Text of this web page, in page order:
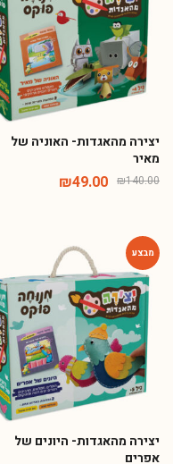
יצירה מהאגדות- האוניה של
מאיר
₪140.00
₪49.00
יצירה מהאגדות- היונים של
אפרים